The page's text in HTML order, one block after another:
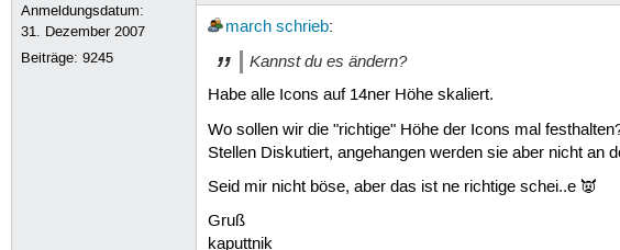
Anmeldungsdatum:
31. Dezember 2007
Beiträge:9245
march schrieb:
Kannst du es ändern?
Habe alle Icons auf 14ner Höhe skaliert.
Wo sollen wir die "richtige" Höhe der Icons mal
Stellen Diskutiert, angehangen werden sie aber nicht an
Seid mir nicht böse, aber das ist ne richtige schei..e 👿
Gruß
kaputtnik